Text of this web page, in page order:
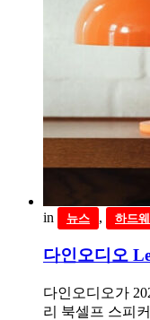
in 뉴스 , 하드
다인오디오
다인오디오가
리 북셀프 스피